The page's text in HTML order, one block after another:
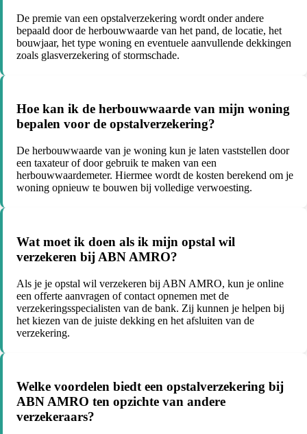
De premie van een opstalverzekering wordt onder andere
bepaald door de herbouwwaarde van het pand, de locatie, het
bouwjaar, het type woning en eventuele aanvullende dekkingen
zoals glasverzekering of stormschade.
Hoe kan ik de herbouwwaarde van mijn woning
bepalen voor de opstalverzekering?
De herbouwwaarde van je woning kun je laten vaststellen door
een taxateur of door gebruik te maken van een
herbouwwaardemeter. Hiermee wordt de kosten berekend om je
woning opnieuw te bouwen bij volledige verwoesting.
Wat moet ik doen als ik mijn opstal wil
verzekeren bij ABN AMRO?
Als je je opstal wil verzekeren bij ABN AMRO, kun je online
een offerte aanvragen of contact opnemen met de
verzekeringsspecialisten van de bank. Zij kunnen je helpen bij
het kiezen van de juiste dekking en het afsluiten van de
verzekering.
Welke voordelen biedt een opstalverzekering bij
ABN AMRO ten opzichte van andere
verzekeraars?